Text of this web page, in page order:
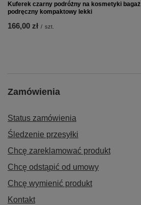
Kuferek czarny podróżny na kosmetyki bagaż
podręczny kompaktowy lekki
166,00 zł / szt.
Zamówienia
Status zamówienia
Śledzenie przesyłki
Chcę zareklamować produkt
Chcę odstąpić od umowy
Chcę wymienić produkt
Kontakt